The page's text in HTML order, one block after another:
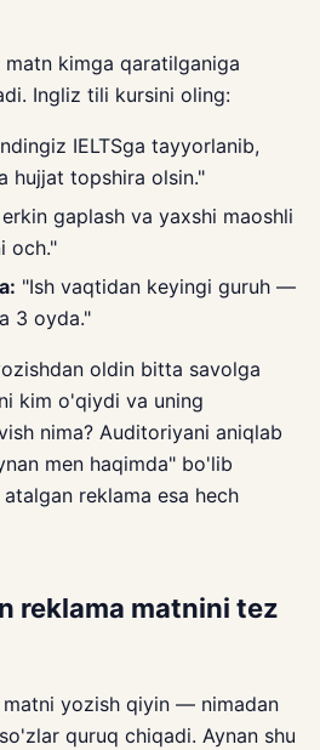
kimga qaratilganiga
Ingliz tili kursini oling:
IELTSga tayyorlanib,
hujjat topshira olsin."
gaplash va yaxshi maoshli
och."
"Ish vaqtidan keyingi guruh —
3 oyda."
oldin bitta savolga
kim o'qiydi va uning
nima? Auditoriyani aniqlab
men haqimda" bo'lib
reklama esa hech
reklama matnini tez
yozish qiyin — nimadan
quruq chiqadi. Aynan shu